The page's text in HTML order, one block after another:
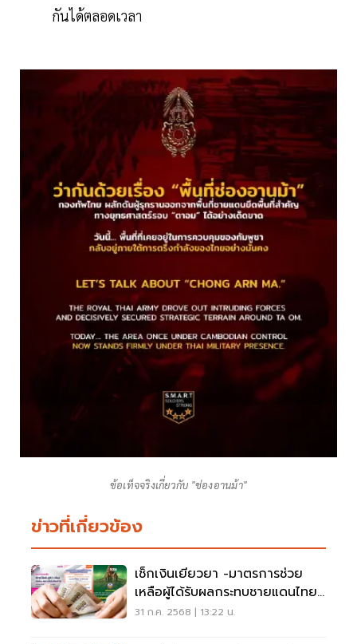
กันได้ตลอดเวลา
ข้อเท็จจริงเกี่ยวกับ "ช่องอานม้า"
ข่าวที่เกี่ยวข้อง
เช็กเงินเยียวยา -มาตรการช่วย
เหลือผู้ได้รับผลกระทบชายแดนไทย-
กัมพูชา
31 ก.ค. 2568 | 13:22 น.